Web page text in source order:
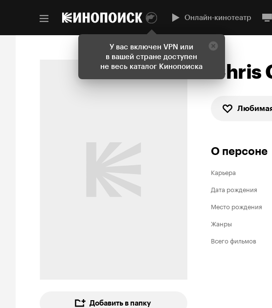
У вас включен VPN или
в вашей стране доступен
не весь каталог Кинопоиска
Онлайн-кинотеатр
Добавить в папку
О персоне
Карьера
Дата рождения
Место рождения
Жанры
Всего фильмов